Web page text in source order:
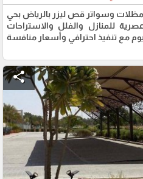
وسواتر قص ليزر بالرياض بحي
للمنازل والفلل والاستراحات
مع تنفيذ احترافي وأسعار منافسة
share